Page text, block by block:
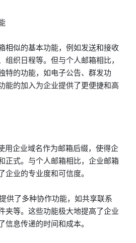
相似的基本功能，例如发送和接收
组织日程等。但与个人邮箱相比，
特的功能，如电子公告、群发功
能的加入为企业提供了更便捷和高
用企业域名作为邮箱后缀，使得企
正式。与个人邮箱相比，企业邮箱
业的专业度和可信度。
供了多种协作功能，如共享联系
夹等。这些功能极大地提高了企业
息传递的时间和成本。